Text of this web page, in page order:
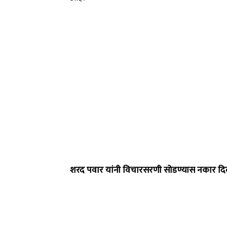
शरद पवार यांनी विचारसरणी सोडण्यास नकार